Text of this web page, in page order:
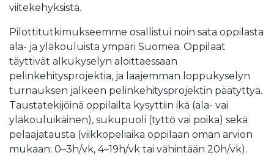
viitekehyksistä.
Pilottitutkimukseemme osallistui noin sata oppilasta
ala- ja yläkouluista ympäri Suomea. Oppilaat
täyttivät alkukyselyn aloittaessaan
pelinkehitysprojektia, ja laajemman loppukyselyn
turnauksen jälkeen pelinkehitysprojektin päätyttyä.
Taustatekijöinä oppilailta kysyttiin ikä (ala- vai
yläkouluikäinen), sukupuoli (tyttö vai poika) sekä
pelaajatausta (viikkopeliaika oppilaan oman arvion
mukaan: 0–3h/vk, 4–19h/vk tai vähintään 20h/vk).